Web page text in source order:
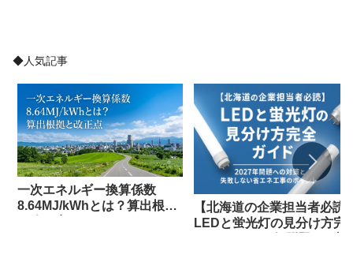
◆人気記事
一次エネルギー換算係数
8.64MJ/kWhとは？算出根拠
【北海道の企業担当者必読
LEDと蛍光灯の見分け方完